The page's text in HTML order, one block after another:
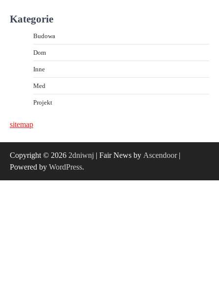
Kategorie
Budowa
Dom
Inne
Med
Projekt
sitemap
Copyright © 2026 2dniwnj | Fair News by Ascendoor|
Powered by WordPress.